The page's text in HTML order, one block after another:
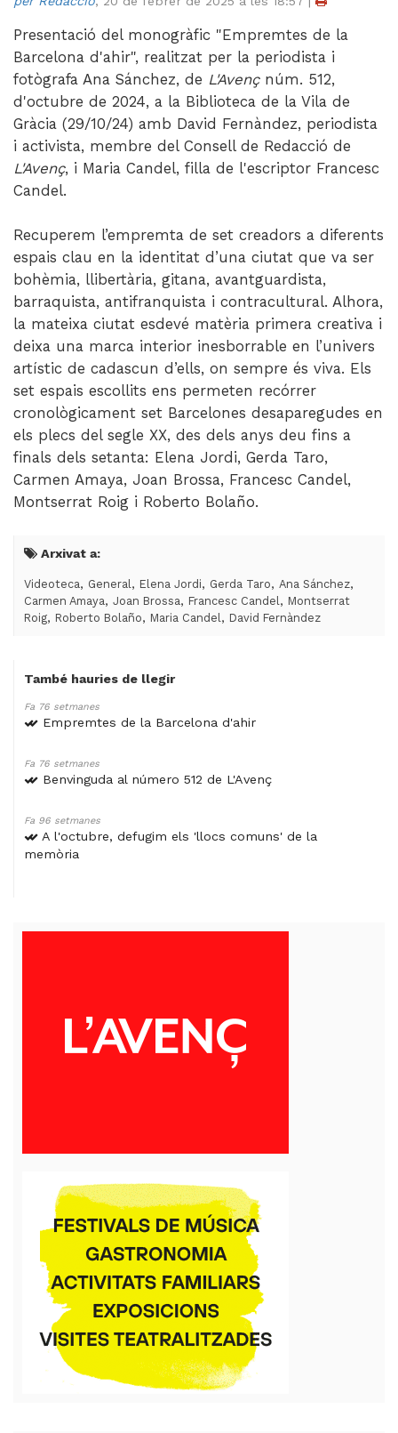
Videoteca
Termes legals
Presentació del monogràfic "Empremtes de la
Barcelona d'ahir", realitzat per la periodista i
fotògrafa Ana Sánchez, de L'Avençnúm. 512,
d'octubre de 2024, a la Biblioteca de la Vila de
Gràcia (29/10/24) amb David Fernàndez, periodista
i activista, membre del Consell de Redacció de
L'Avenç, i Maria Candel, filla de l'escriptor Francesc
Candel.
Recuperem l’empremta de set creadors a diferents
espais clau en la identitat d’una ciutat que va ser
bohèmia, llibertària, gitana, avantguardista,
barraquista, antifranquista i contracultural. Alhora,
la mateixa ciutat esdevé matèria primera creativa i
deixa una marca interior inesborrable en l’univers
artístic de cadascun d’ells, on sempre és viva. Els
set espais escollits ens permeten recórrer
cronològicament set Barcelones desaparegudes en
els plecs del segle XX, des dels anys deu fins a
finals dels setanta: Elena Jordi, Gerda Taro,
Carmen Amaya, Joan Brossa, Francesc Candel,
Montserrat Roig i Roberto Bolaño.
Arxivat a:
Videoteca, General , Elena Jordi, Gerda Taro, Ana Sánchez,
Carmen Amaya, Joan Brossa, Francesc Candel , Montserrat
Roig, Roberto Bolaño, Maria Candel , David Fernàndez
També hauries de llegir
Fa 76 setmanes
Empremtes de la Barcelona d'ahir
Fa 76 setmanes
Benvinguda al número 512 de L'Avenç
Fa 96 setmanes
A l'octubre, defugim els 'llocs comuns' de la
memòria